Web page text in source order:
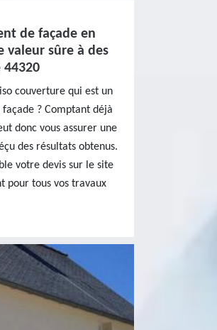
de façade en
valeur sûre à des
couverture qui est un
? Comptant déjà
donc vous assurer une
des résultats obtenus.
votre devis sur le site
pour tous vos travaux